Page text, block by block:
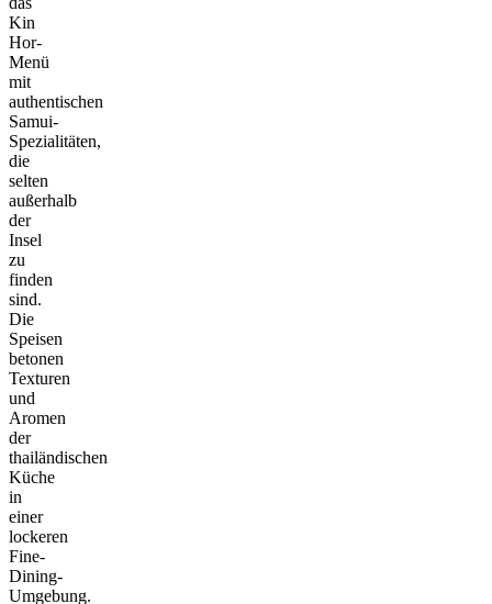
Kin
Hor-
Menü
mit
authentischen
Samui-
Spezialitäten,
die
selten
außerhalb
der
Insel
zu
finden
sind.
Die
Speisen
betonen
Texturen
und
Aromen
der
thailändischen
Küche
in
einer
lockeren
Fine-
Dining-
Umgebung.